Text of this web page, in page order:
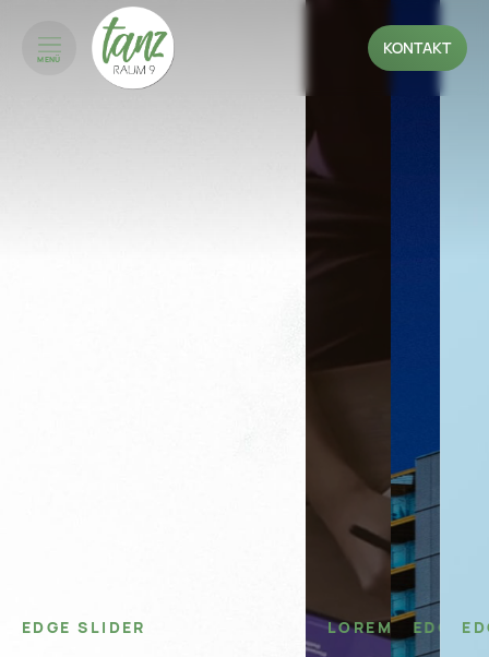
MENÜ
KONTAKT
EDGE SLIDER LOREM IPSUM
EDGE